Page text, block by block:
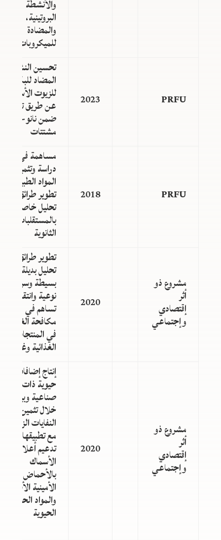
والأنشطة
البروتينية،
والمضادة
للميكروبات
PRFU
2023
تحسين النشاط
المضاد للبكتيريا
للزيوت الأساسية
عن طريق تغليفها
ضمن نانو-
مشتتات
PRFU
2018
مساهمة في
دراسة وتثمين
المواد الطبيعية:
تطوير طرائق
تحليل خاصة
بالمستقلبات
الثانوية
مشروع ذو
أثر
إقتصادي
وإجتماعي
2020
تطوير طرائق
تحليل بديلة
بسيطة وسريعة،
نوعية وانتقائية،
تساهم في
مكافحة الغش
في المنتجات
الغذائية وغيرها
مشروع ذو
أثر
إقتصادي
وإجتماعي
2020
إنتاج إضافات
حيوية ذات أهمية
صناعية وبيئية من
خلال تثمين
النفايات الزراعية،
مع تطبيقها في
تدعيم أعلاف
الأسماك
بالأحماض
الأمينية الأساسية
والمواد الحافظة
الحيوية